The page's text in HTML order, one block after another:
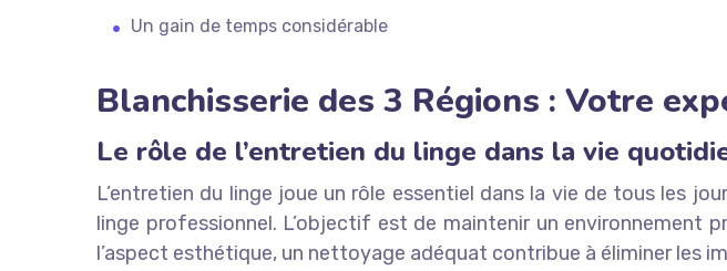
Un gain de temps considérable
Blanchisserie des 3 Régions : Votre
Le rôle de l’entretien du linge dans la vie
L’entretien du linge joue un rôle essentiel dans la vie de tous les
linge professionnel. L’objectif est de maintenir un environnement
l’aspect esthétique, un nettoyage adéquat contribue à éliminer les